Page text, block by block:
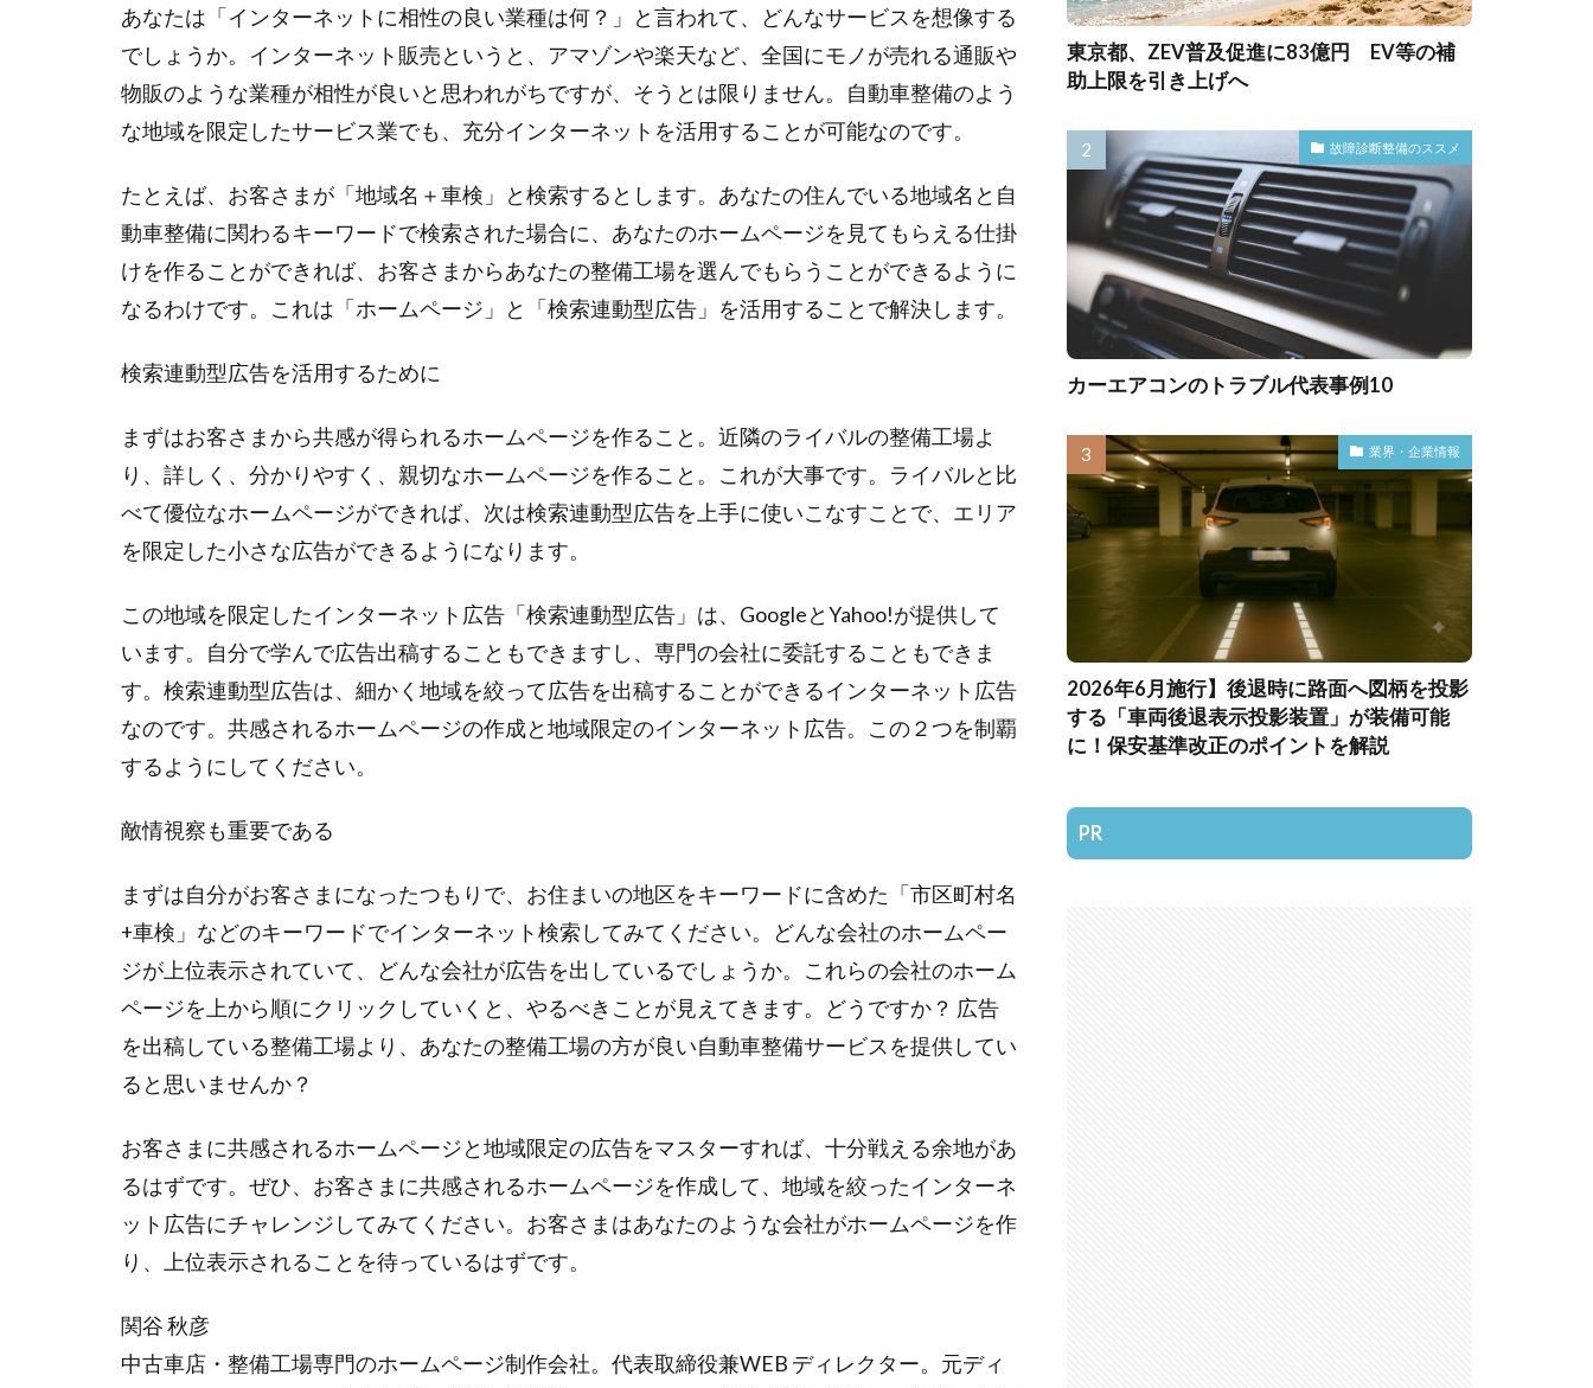
あなたは「インターネットに相性の良い業種は何？」と言われて、どんなサービスを想像する
でしょうか。インターネット販売というと、アマゾンや楽天など、全国にモノが売れる通販や
物販のような業種が相性が良いと思われがちですが、そうとは限りません。自動車整備のよう
な地域を限定したサービス業でも、充分インターネットを活用することが可能なのです。
たとえば、お客さまが「地域名＋車検」と検索するとします。あなたの住んでいる地域名と自
動車整備に関わるキーワードで検索された場合に、あなたのホームページを見てもらえる仕掛
けを作ることができれば、お客さまからあなたの整備工場を選んでもらうことができるように
なるわけです。これは「ホームページ」と「検索連動型広告」を活用することで解決します。
検索連動型広告を活用するために
まずはお客さまから共感が得られるホームページを作ること。近隣のライバルの整備工場よ
り、詳しく、分かりやすく、親切なホームページを作ること。これが大事です。ライバルと比
べて優位なホームページができれば、次は検索連動型広告を上手に使いこなすことで、エリア
を限定した小さな広告ができるようになります。
この地域を限定したインターネット広告「検索連動型広告」は、GoogleとYahoo!が提供して
います。自分で学んで広告出稿することもできますし、専門の会社に委託することもできま
す。検索連動型広告は、細かく地域を絞って広告を出稿することができるインターネット広告
なのです。共感されるホームページの作成と地域限定のインターネット広告。この２つを制覇
するようにしてください。
敵情視察も重要である
まずは自分がお客さまになったつもりで、お住まいの地区をキーワードに含めた「市区町村名
+車検」などのキーワードでインターネット検索してみてください。どんな会社のホームペー
ジが上位表示されていて、どんな会社が広告を出しているでしょうか。これらの会社のホーム
ページを上から順にクリックしていくと、やるべきことが見えてきます。どうですか？ 広告
を出稿している整備工場より、あなたの整備工場の方が良い自動車整備サービスを提供してい
ると思いませんか？
お客さまに共感されるホームページと地域限定の広告をマスターすれば、十分戦える余地があ
るはずです。ぜひ、お客さまに共感されるホームページを作成して、地域を絞ったインターネ
ット広告にチャレンジしてみてください。お客さまはあなたのような会社がホームページを作
り、上位表示されることを待っているはずです。
関谷 秋彦
中古車店・整備工場専門のホームページ制作会社。代表取締役兼WEB ディレクター。元ディ
東京都、ZEV普及促進に83億円 EV等の補
助上限を引き上げへ
故障診断整備のススメ
カーエアコンのトラブル代表事例10
業界・企業情報
2026年6月施行】後退時に路面へ図柄を投影
する「車両後退表示投影装置」が装備可能
に！保安基準改正のポイントを解説
PR